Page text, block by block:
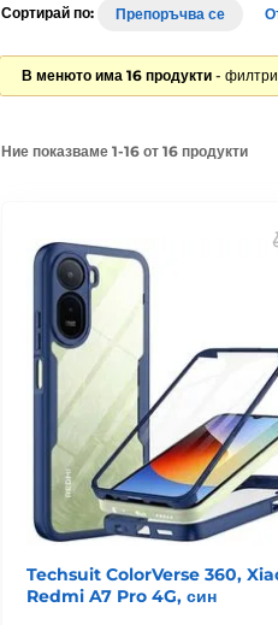
Сортирай по: Препоръчва се
В менюто има 16 продукти -
Ние показваме 1-16 от 16 продукти
Techsuit ColorVerse 360,
Redmi A7 Pro 4G, син